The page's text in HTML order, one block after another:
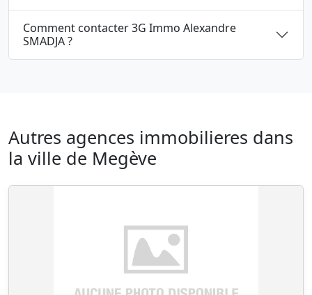
Comment contacter 3G Immo Alexandre
SMADJA ?
Autres agences immobilieres dans
la ville de Megève